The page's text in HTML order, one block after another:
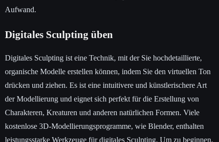
Aufwand.
Digitales Sculpting üben
Digitales Sculpting ist eine Technik, mit der Sie hochdetaillierte,
organische Modelle erstellen können, indem Sie den virtuellen Ton
drücken und ziehen. Es ist eine intuitivere und künstlerischere Art
der Modellierung und eignet sich perfekt für die Erstellung von
Charakteren, Kreaturen und anderen natürlichen Formen. Viele
kostenlose 3D-Modellierungsprogramme, wie Blender, enthalten
leistungsstarke Werkzeuge für digitales Sculpting. Um zu beginnen,